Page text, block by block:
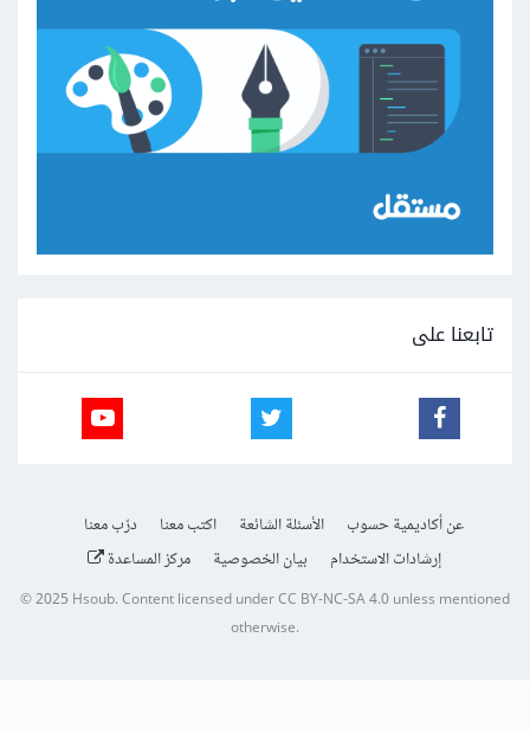
تابعنا على
عن أكاديمية حسوب الأسئلة الشائعة اكتب معنا
درّب معنا
إرشادات الاستخدام
بيان الخصوصية مركز المساعدة
© 2025 Hsoub.Content licensed underCC BY-NC-SA 4.0unless mentioned
otherwise.